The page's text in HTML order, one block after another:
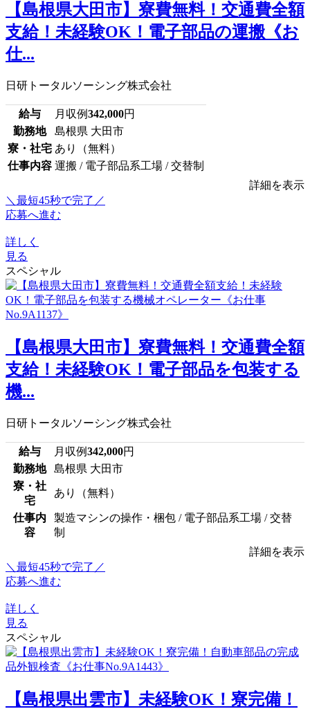
【島根県大田市】寮費無料！交通費全額
支給！未経験OK！電子部品の運搬《お
仕...
日研トータルソーシング株式会社
給与 月収例342,000円
勤務地
島根県 大田市
寮・社宅 あり（無料）
仕事内容 運搬 / 電子部品系工場 / 交替制
詳細を表示
＼最短45秒で完了／
応募へ進む
詳しく
見る
スペシャル
【島根県大田市】寮費無料！交通費全額
支給！未経験OK！電子部品を包装する
機...
日研トータルソーシング株式会社
給与 月収例342,000円
勤務地
島根県 大田市
寮・社
宅
あり（無料）
仕事内
容
製造マシンの操作・梱包 / 電子部品系工場 / 交替
制
詳細を表示
＼最短45秒で完了／
応募へ進む
詳しく
見る
スペシャル
【島根県出雲市】未経験OK！寮完備！